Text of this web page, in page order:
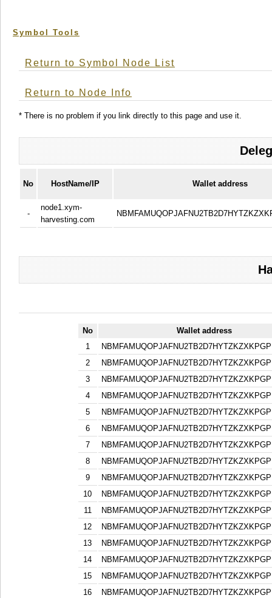
Symbol Tools
Return to Symbol Node List
Return to Node Info
* There is no problem if you link directly to this page and use it.
No HostName/IP Wallet address
-
node1.xym-
harvesting.com
No
Wallet address
1
2
3
4
5
6
7
8
9
10
11
12
13
14
15
16